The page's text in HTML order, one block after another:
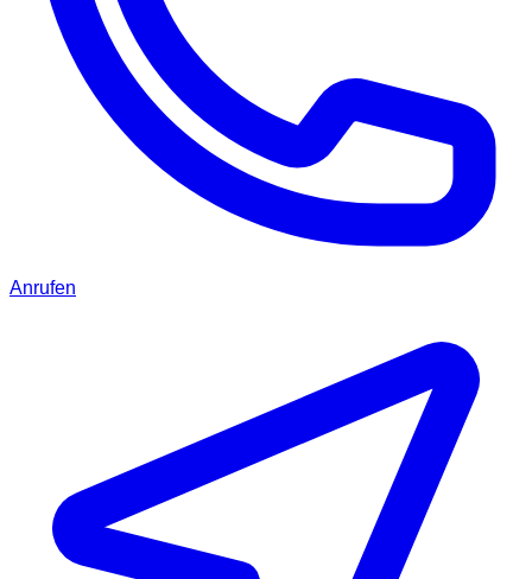
Anrufen